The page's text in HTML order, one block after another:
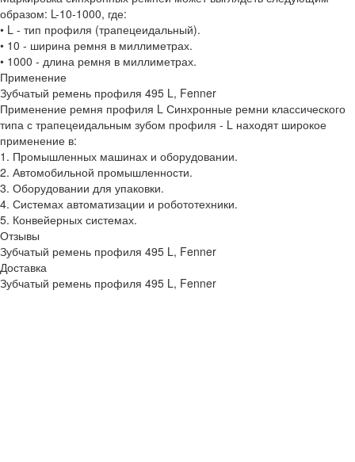
образом: L-10-1000, где:
• L - тип профиля (трапецеидальный).
• 10 - ширина ремня в миллиметрах.
• 1000 - длина ремня в миллиметрах.
Применение
Зубчатый ремень профиля 495 L, Fenner
Применение ремня профиля L Синхронные ремни классического
типа с трапецеидальным зубом профиля - L находят широкое
применение в:
1. Промышленных машинах и оборудовании.
2. Автомобильной промышленности.
3. Оборудовании для упаковки.
4. Системах автоматизации и робототехники.
5. Конвейерных системах.
Отзывы
Зубчатый ремень профиля 495 L, Fenner
Доставка
Зубчатый ремень профиля 495 L, Fenner